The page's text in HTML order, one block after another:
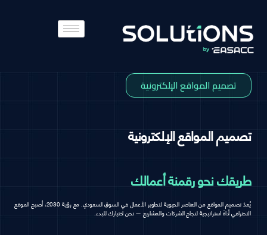
تصميم المواقع الإلكترونية
تصميم المواقع الإلكترونية
طريقك نحو رقمنة أعمالك
يُعدّ تصميم المواقع من العناصر الحيوية لتطوير الأعمال في السوق السعودي. مع رؤية 2030، أصبح الموقع
الاحترافي أداةً استراتيجية لنجاح الشركات والمشاريع — نحن اختيارك للبدء.